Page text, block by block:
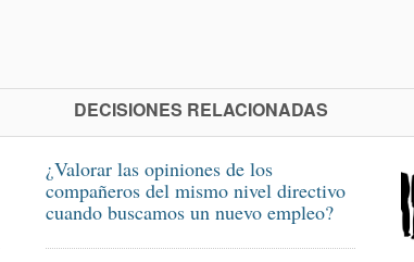
DECISIONES RELACIONADAS
¿Valorar las opiniones de los
compañeros del mismo nivel directivo
cuando buscamos un nuevo empleo?